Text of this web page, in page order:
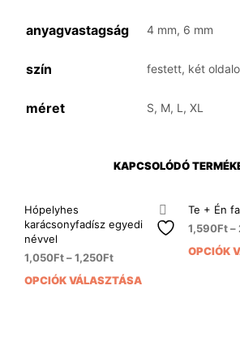
anyagvastagság 4 mm, 6 mm
szín festett, két
méret S, M, L, XL
KAPCSOLÓDÓ
Hópelyhes
karácsonyfadísz egyedi
névvel
1,050Ft–1,250Ft
OPCIÓK VÁLASZTÁSA
Te + Én
1,590Ft–
OPCIÓK